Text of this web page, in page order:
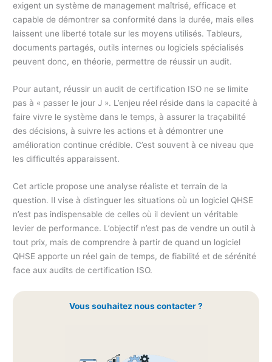
exigent un système de management maîtrisé, efficace et
capable de démontrer sa conformité dans la durée, mais elles
laissent une liberté totale sur les moyens utilisés. Tableurs,
documents partagés, outils internes ou logiciels spécialisés
peuvent donc, en théorie, permettre de réussir un audit.
Pour autant, réussir un audit de certification ISO ne se limite
pas à « passer le jour J ». L’enjeu réel réside dans la capacité à
faire vivre le système dans le temps, à assurer la traçabilité
des décisions, à suivre les actions et à démontrer une
amélioration continue crédible. C’est souvent à ce niveau que
les difficultés apparaissent.
Cet article propose une analyse réaliste et terrain de la
question. Il vise à distinguer les situations où un logiciel QHSE
n’est pas indispensable de celles où il devient un véritable
levier de performance. L’objectif n’est pas de vendre un outil à
tout prix, mais de comprendre à partir de quand un logiciel
QHSE apporte un réel gain de temps, de fiabilité et de sérénité
face aux audits de certification ISO.
Vous souhaitez nous contacter ?